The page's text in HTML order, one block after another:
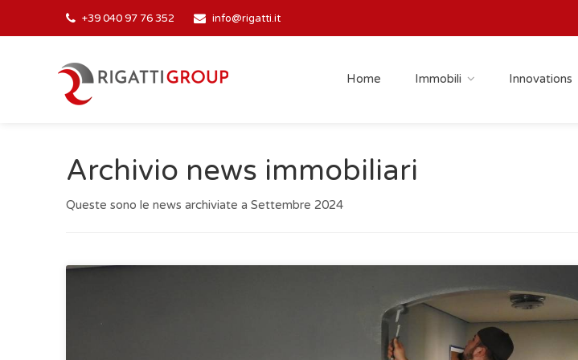
+39 040 97 76 352 info@rigatti.it
Home Immobili Innovations
Archivio news immobiliari
Queste sono le news archiviate a Settembre 2024